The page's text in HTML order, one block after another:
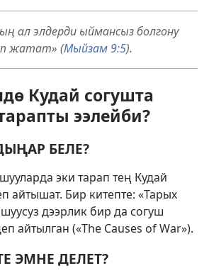
ал элдерди ыймансыз болгону
жатат» (Мыйзам 9:5).
Кудай согушта
ээлейби?
БЕЛЕ?
эки тарап тең Кудай
айтышат. Бир китепте: «Тарых
дээрлик бир да согуш
айтылган («The Causes of War»).
ЭМНЕ ДЕЛЕТ?